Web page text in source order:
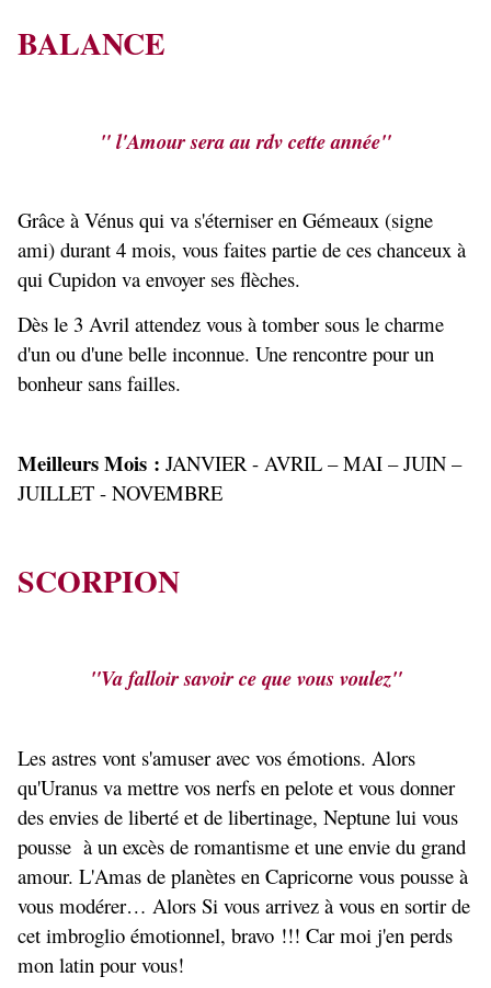
BALANCE
" l'Amour sera au rdv cette année"
Grâce à Vénus qui va s'éterniser en Gémeaux (signe
ami) durant 4 mois, vous faites partie de ces chanceux à
qui Cupidon va envoyer ses flèches.
Dès le 3 Avril attendez vous à tomber sous le charme
d'un ou d'une belle inconnue. Une rencontre pour un
bonheur sans failles.
Meilleurs Mois : JANVIER - AVRIL – MAI – JUIN –
JUILLET - NOVEMBRE
SCORPION
"Va falloir savoir ce que vous voulez"
Les astres vont s'amuser avec vos émotions. Alors
qu'Uranus va mettre vos nerfs en pelote et vous donner
des envies de liberté et de libertinage, Neptune lui vous
pousse à un excès de romantisme et une envie du grand
amour. L'Amas de planètes en Capricorne vous pousse à
vous modérer… Alors Si vous arrivez à vous en sortir de
cet imbroglio émotionnel, bravo !!! Car moi j'en perds
mon latin pour vous!